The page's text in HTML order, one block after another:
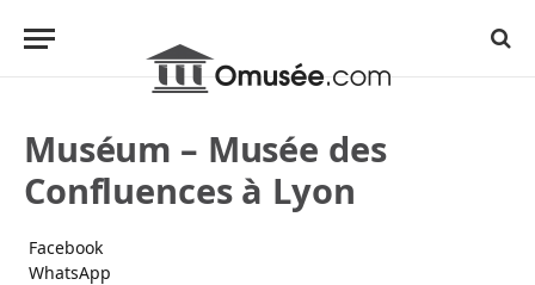
Muséum – Musée des
Confluences à Lyon
Facebook
WhatsApp